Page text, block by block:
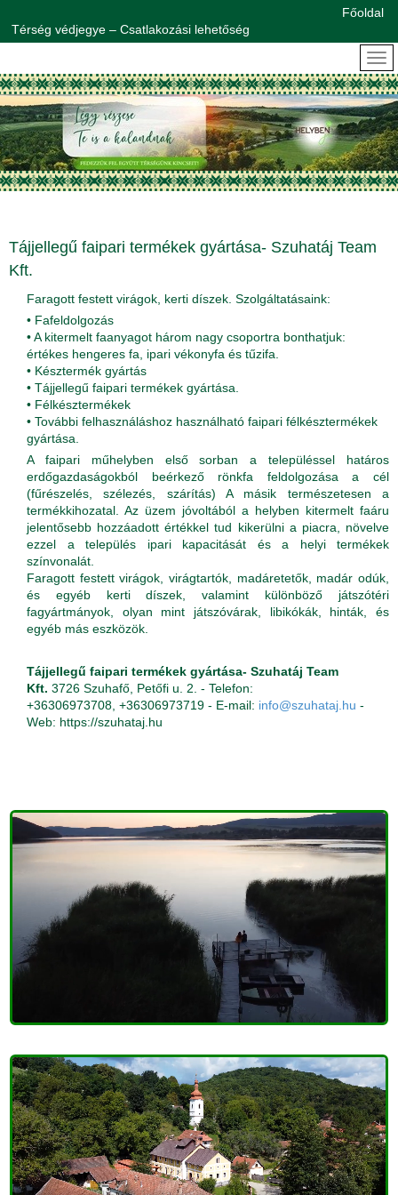
Főoldal
Térség védjegye – Csatlakozási lehetőség
Tájjellegű faipari termékek gyártása- Szuhatáj Team
Kft.
Faragott festett virágok, kerti díszek. Szolgáltatásaink:
• Fafeldolgozás
• A kitermelt faanyagot három nagy csoportra bonthatjuk:
értékes hengeres fa, ipari vékonyfa és tűzifa.
• Késztermék gyártás
• Tájjellegű faipari termékek gyártása.
• Félkésztermékek
• További felhasználáshoz használható faipari félkésztermékek
gyártása.
A faipari műhelyben első sorban a településsel határos
erdőgazdaságokból beérkező rönkfa feldolgozása a cél
(fűrészelés, szélezés, szárítás) A másik természetesen a
termékkihozatal. Az üzem jóvoltából a helyben kitermelt faáru
jelentősebb hozzáadott értékkel tud kikerülni a piacra, növelve
ezzel a település ipari kapacitását és a helyi termékek
színvonalát.
Faragott festett virágok, virágtartók, madáretetők, madár odúk,
és egyéb kerti díszek, valamint különböző játszótéri
fagyártmányok, olyan mint játszóvárak, libikókák, hinták, és
egyéb más eszközök.
Tájjellegű faipari termékek gyártása- Szuhatáj Team
Kft. 3726 Szuhafő, Petőfi u. 2. - Telefon:
+36306973708, +36306973719 - E-mail: info@szuhataj.hu -
Web: https://szuhataj.hu